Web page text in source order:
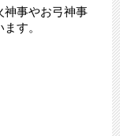
神事やお弓神事
す。